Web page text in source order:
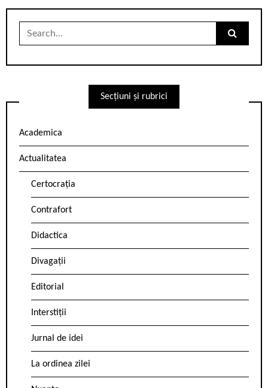
Search
Secțiuni și rubrici
Academica
Actualitatea
Certocrația
Contrafort
Didactica
Divagații
Editorial
Interstiții
Jurnal de idei
La ordinea zilei